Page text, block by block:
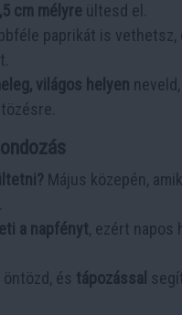
cm mélyre ültesd el.
paprikát is vethetsz,
világos helyen
Május közepén,
a napfényt, ezért napos
és tápozással